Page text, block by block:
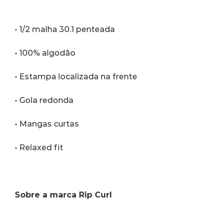
• 1/2 malha 30.1 penteada
• 100% algodão
• Estampa localizada na frente
• Gola redonda
• Mangas curtas
• Relaxed fit
Sobre a marca Rip Curl